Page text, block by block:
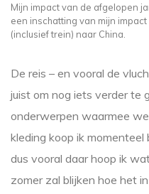
Mijn impact van de afgelopen
een inschatting van mijn
(inclusief trein) naar China.
De reis – en vooral de
juist om nog iets verder te
onderwerpen waarmee
kleding koop ik
dus vooral daar hoop ik
zomer zal blijken hoe het